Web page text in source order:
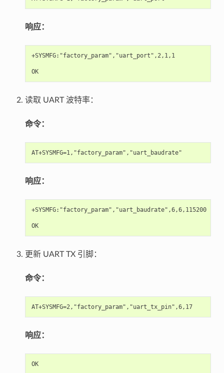
响应：
+SYSMFG:"factory_param","uart_port",2,1,1
OK
读取 UART 波特率：
命令：
响应：
+SYSMFG:"factory_param","uart_baudrate",6,6,115200
OK
更新 UART TX 引脚：
命令：
AT+SYSMFG=2,"factory_param","uart_tx_pin",6,17
响应：
OK